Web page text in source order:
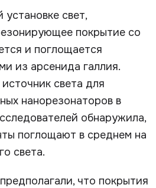
установке свет,
покрытие со
и поглощается
из арсенида галлия.
света для
нанорезонаторов в
обнаружила,
поглощают в среднем на
света.
что покрытия